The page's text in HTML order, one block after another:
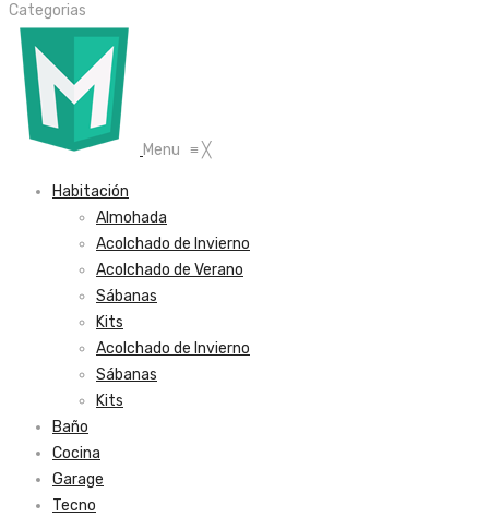
Categorias
Menu ≡ ╳
Habitación
Almohada
Acolchado de Invierno
Acolchado de Verano
Sábanas
Kits
Acolchado de Invierno
Sábanas
Kits
Baño
Cocina
Garage
Tecno